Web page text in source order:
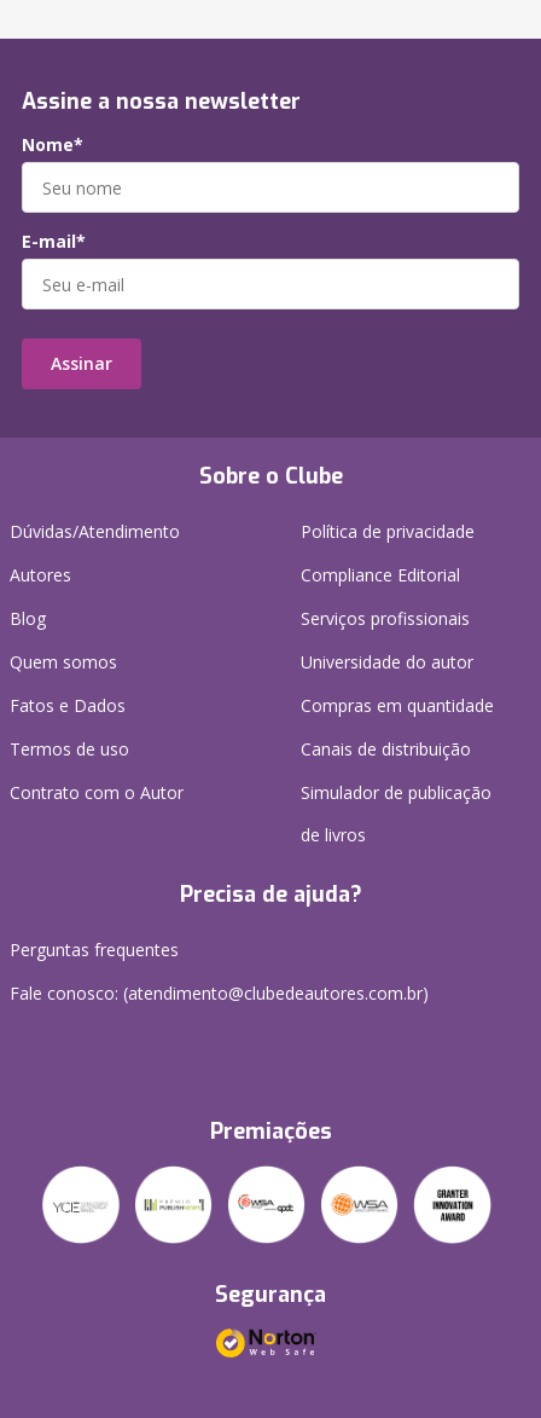
Sobre o Clube
Dúvidas/Atendimento
Autores
Blog
Quem somos
Fatos e Dados
Termos de uso
Contrato com o Autor
Política de privacidade
Compliance Editorial
Serviços profissionais
Universidade do autor
Compras em quantidade
Canais de distribuição
Simulador de publicação
de livros
Precisa de ajuda?
Perguntas frequentes
Fale conosco: (atendimento@clubedeautores.com.br)
Premiações
Segurança
Assine a nossa newsletter
Nome*
E-mail*
Assinar